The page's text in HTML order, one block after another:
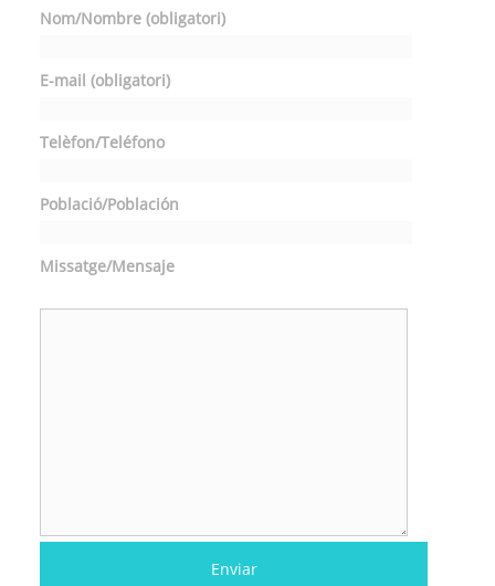
Nom/Nombre (obligatori)
E-mail (obligatori)
Telèfon/Teléfono
Població/Población
Missatge/Mensaje